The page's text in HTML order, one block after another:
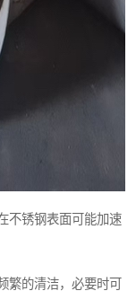
不锈钢表面可能加速
繁的清洁，必要时可